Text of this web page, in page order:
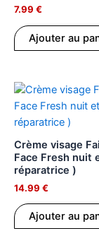
7.99 €
Ajouter au
Crème visage
Face Fresh nuit
réparatrice )
14.99 €
Ajouter au